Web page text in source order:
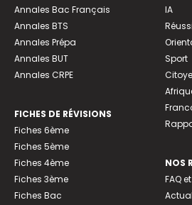
Annales Bac Français
Annales BTS
Annales Prépa
Annales BUT
Annales CRPE
FICHES DE RÉVISIONS
Fiches 6ème
Fiches 5ème
Fiches 4ème
Fiches 3ème
Fiches Bac
IA
Sport
NOS
FAQ